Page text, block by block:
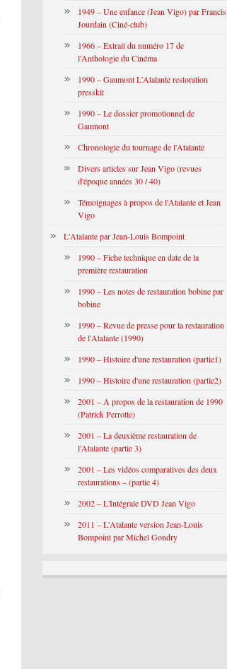
1949 – Une enfance (Jean Vigo) par Francis
Jourdain (Ciné-club)
1966 – Extrait du numéro 17 de
l'Anthologie du Cinéma
1990 – Gaumont L'Atalante restoration
presskit
1990 – Le dossier promotionnel de
Gaumont
Chronologie du tournage de l'Atalante
Divers articles sur Jean Vigo (revues
d'époque années 30 / 40)
Témoignages à propos de l'Atalante et Jean
Vigo
L'Atalante par Jean-Louis Bompoint
1990 – Fiche technique en date de la
première restauration
1990 – Les notes de restauration bobine par
bobine
1990 – Revue de presse pour la restauration
de l'Atalante (1990)
1990 – Histoire d'une restauration (partie1)
1990 – Histoire d'une restauration (partie2)
2001 – A propos de la restauration de 1990
(Patrick Perrotte)
2001 – La deuxième restauration de
l'Atalante (partie 3)
2001 – Les vidéos comparatives des deux
restaurations – (partie 4)
2002 – L'Intégrale DVD Jean Vigo
2011 – L'Atalante version Jean-Louis
Bompoint par Michel Gondry